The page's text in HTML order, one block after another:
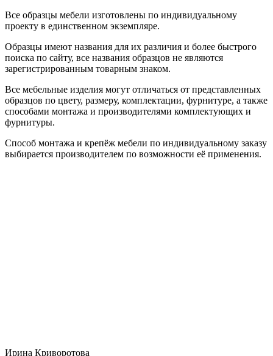
Все образцы мебели изготовлены по индивидуальному
проекту в единственном экземпляре.
Образцы имеют названия для их различия и более быстрого
поиска по сайту, все названия образцов не являются
зарегистрированным товарным знаком.
Все мебельные изделия могут отличаться от представленных
образцов по цвету, размеру, комплектации, фурнитуре, а также
способами монтажа и производителями комплектующих и
фурнитуры.
Способ монтажа и крепёж мебели по индивидуальному заказу
выбирается производителем по возможности её применения.
Ирина Криворотова